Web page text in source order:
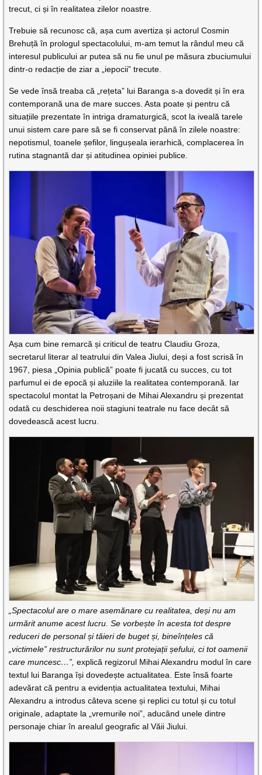
trecut, ci și în realitatea zilelor noastre.
Trebuie să recunosc că, așa cum avertiza și actorul Cosmin
Brehuță în prologul spectacolului, m-am temut la rândul meu că
interesul publicului ar putea să nu fie unul pe măsura zbuciumului
dintr-o redacție de ziar a „iepocii” trecute.
Se vede însă treaba că „rețeta” lui Baranga s-a dovedit și în era
contemporană una de mare succes. Asta poate și pentru că
situațiile prezentate în intriga dramaturgică, scot la iveală tarele
unui sistem care pare să se fi conservat până în zilele noastre:
nepotismul, toanele șefilor, lingușeala ierarhică, complacerea în
rutina stagnantă dar și atitudinea opiniei publice.
Așa cum bine remarcă și criticul de teatru Claudiu Groza,
secretarul literar al teatrului din Valea Jiului, deși a fost scrisă în
1967, piesa „Opinia publică” poate fi jucată cu succes, cu tot
parfumul ei de epocă și aluziile la realitatea contemporană. Iar
spectacolul montat la Petroșani de Mihai Alexandru și prezentat
odată cu deschiderea noii stagiuni teatrale nu face decât să
dovedească acest lucru.
„Spectacolul are o mare asemănare cu realitatea, deși nu am
urmărit anume acest lucru. Se vorbește în acesta tot despre
reduceri de personal și tăieri de buget și, bineînțeles că
„victimele” restructurărilor nu sunt protejații șefului, ci tot oamenii
care muncesc…”, explică regizorul Mihai Alexandru modul în care
textul lui Baranga își dovedește actualitatea. Este însă foarte
adevărat că pentru a evidenția actualitatea textului, Mihai
Alexandru a introdus câteva scene și replici cu totul și cu totul
originale, adaptate la „vremurile noi”, aducând unele dintre
personaje chiar în arealul geografic al Văii Jiului.